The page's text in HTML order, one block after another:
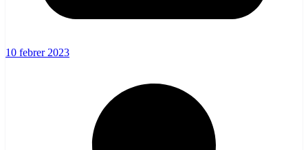
10 febrer 2023